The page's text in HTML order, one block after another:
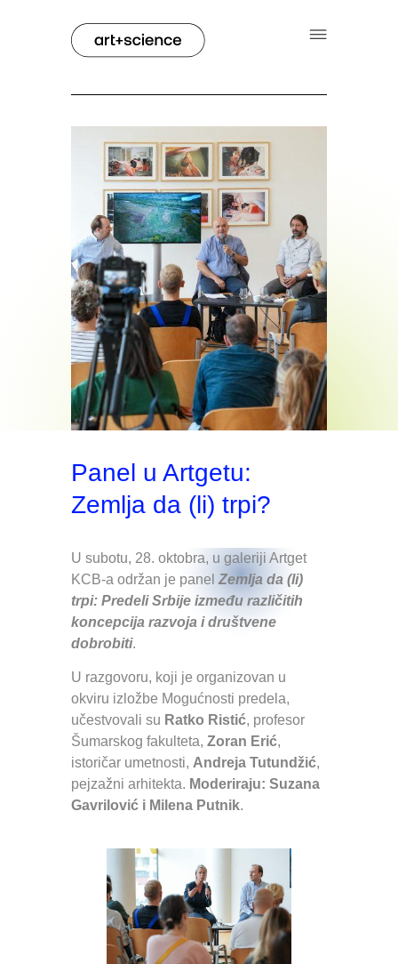
Panel u Artgetu:
Zemlja da (li) trpi?
U subotu, 28. oktobra, u galeriji Artget
KCB-a održan je panel Zemlja da (li)
trpi: Predeli Srbije između različitih
koncepcija razvoja i društvene
dobrobiti.
U razgovoru, koji je organizovan u
okviru izložbe Mogućnosti predela,
učestvovali su Ratko Ristić, profesor
Šumarskog fakulteta, Zoran Erić,
istoričar umetnosti, Andreja Tutundžić,
pejzažni arhitekta. Moderiraju: Suzana
Gavrilović i Milena Putnik.